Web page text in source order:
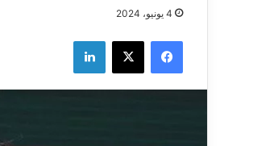
4 يونيو، 2024
فيسبوك ‫X لينكدإن